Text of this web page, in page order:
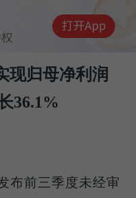
现归母净利润
36.1%
布前三季度未经审